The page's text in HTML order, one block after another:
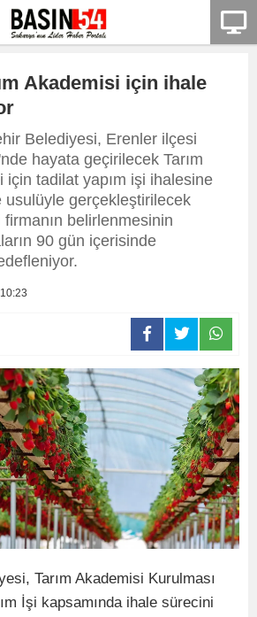
Akademisi için ihale
Belediyesi, Erenler ilçesi
hayata geçirilecek Tarım
için tadilat yapım işi ihalesine
usulüyle gerçekleştirilecek
belirlenmesinin
90 gün içerisinde
Tarım Akademisi Kurulması
İşi kapsamında ihale sürecini